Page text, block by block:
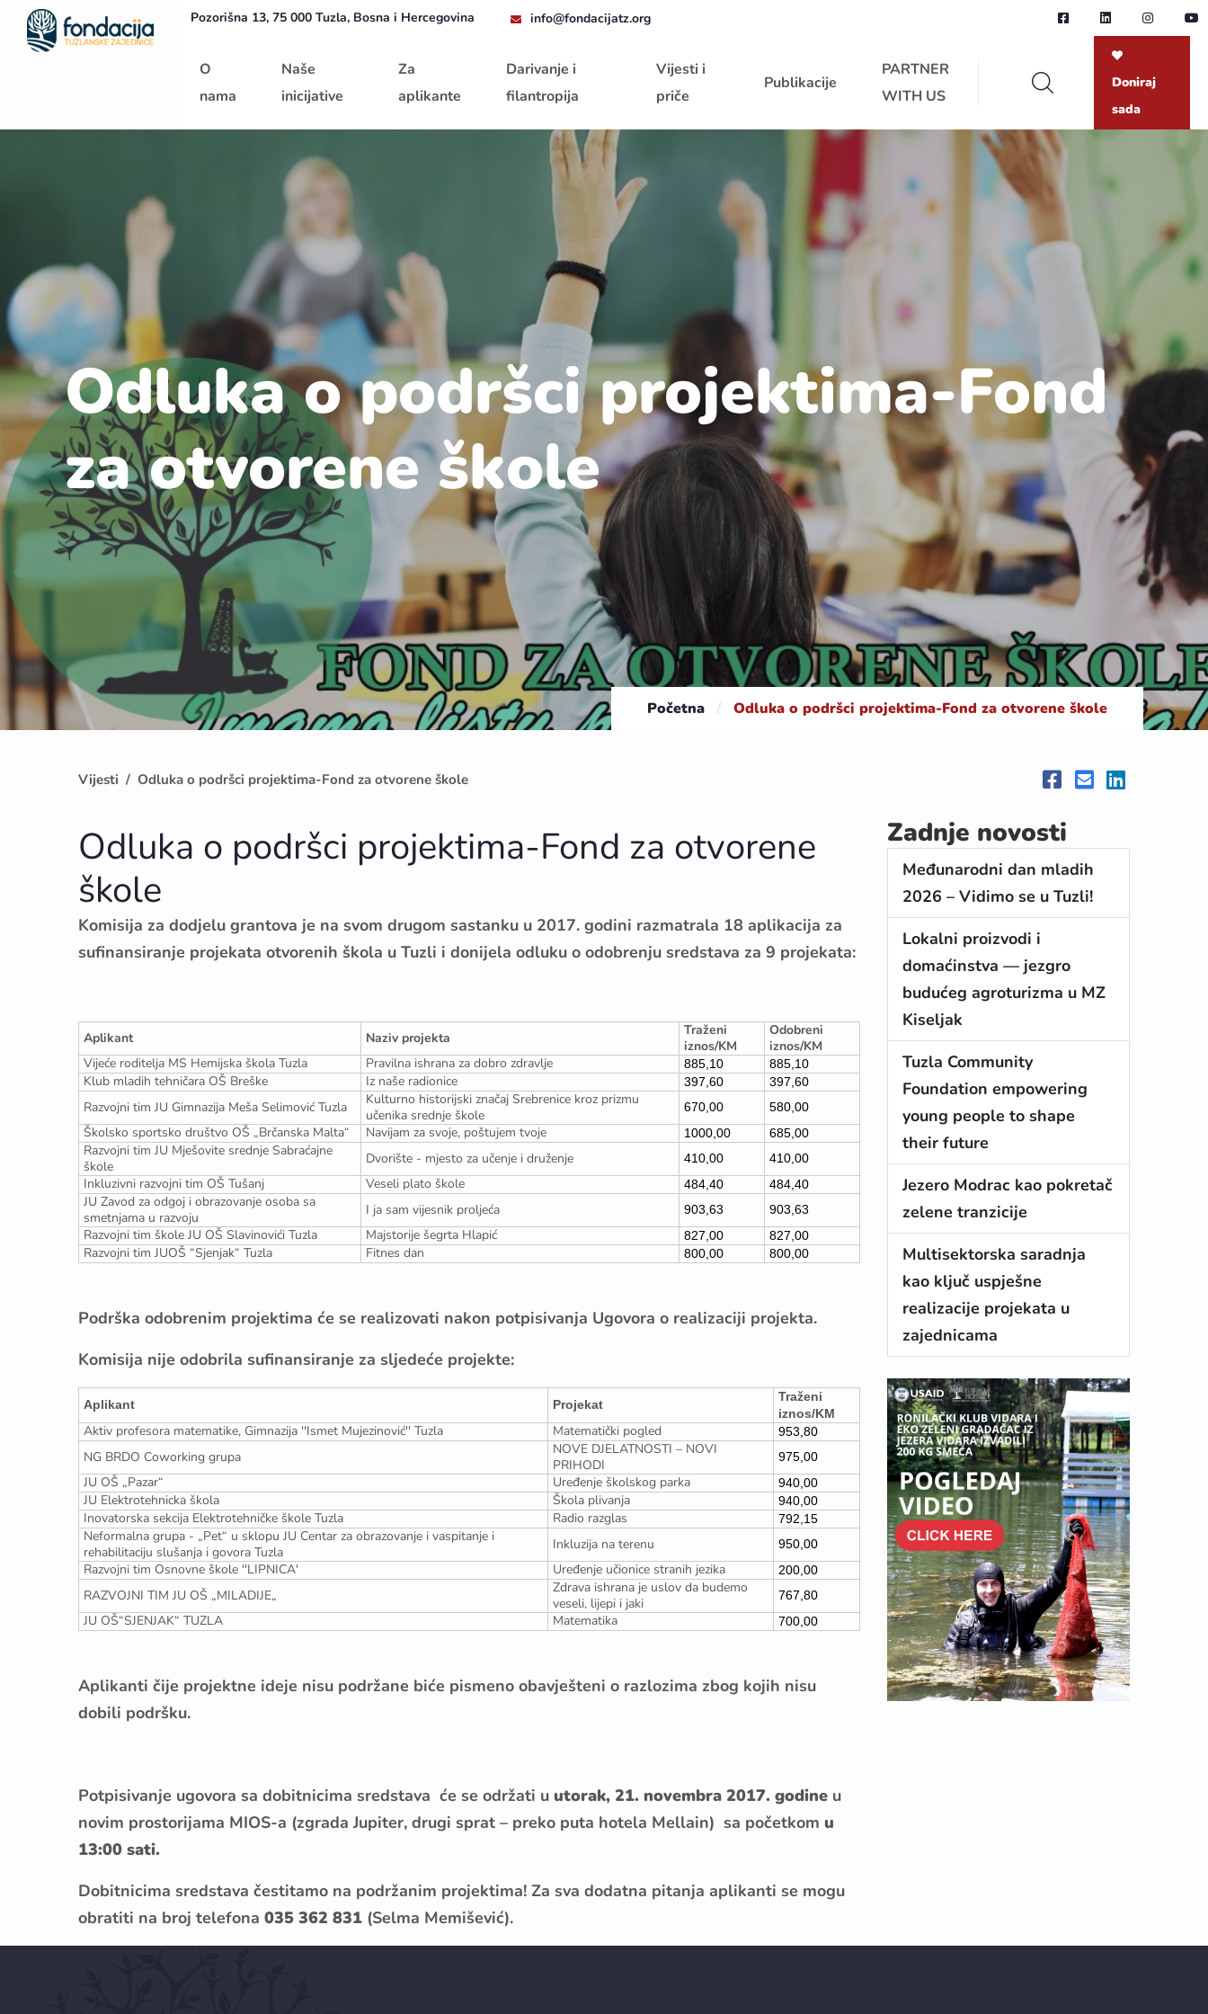
Početna Pozorišna 13, 75 000 Tuzla, Bosna i Hercegovina info@fondacijatz.org
O
nama
Naše
inicijative
Za
aplikante
Darivanje i
filantropija
Vijesti i
priče
Publikacije
PARTNER
WITH US
Doniraj
sada
Odluka o podršci projektima-Fond
za otvorene škole
Početna / Odluka o podršci projektima-Fond za otvorene škole
Vijesti Odluka o podršci projektima-Fond za otvorene škole
Odluka o podršci projektima-Fond za otvorene
škole
Komisija za dodjelu grantova je na svom drugom sastanku u 2017. godini razmatrala 18 aplikacija za
sufinansiranje projekata otvorenih škola u Tuzli i donijela odluku o odobrenju sredstava za 9 projekata:
Aplikant Naziv projekta
Traženi
iznos/KM
Odobreni
iznos/KM
Vijeće roditelja MS Hemijska škola Tuzla
Pravilna ishrana za dobro zdravlje 885,10 885,10
Klub mladih tehničara OŠ Breške Iz naše radionice 397,60 397,60
Razvojni tim JU Gimnazija Meša Selimović Tuzla
Kulturno historijski značaj Srebrenice kroz prizmu
učenika srednje škole
670,00 580,00
Školsko sportsko društvo OŠ „Brčanska Malta“ Navijam za svoje, poštujem tvoje 1000,00 685,00
Razvojni tim JU Mješovite srednje Sabraćajne
škole
Dvorište - mjesto za učenje i druženje 410,00 410,00
Inkluzivni razvojni tim OŠ Tušanj Veseli plato škole 484,40 484,40
JU Zavod za odgoj i obrazovanje osoba sa
smetnjama u razvoju
I ja sam vijesnik proljeća 903,63 903,63
Razvojni tim škole JU OŠ Slavinovići Tuzla Majstorije šegrta Hlapić 827,00 827,00
Razvojni tim JUOŠ “Sjenjak“ Tuzla Fitnes dan 800,00 800,00
Podrška odobrenim projektima će se realizovati nakon potpisivanja Ugovora o realizaciji projekta.
Komisija nije odobrila sufinansiranje za sljedeće projekte:
Aplikant Projekat
Traženi
iznos/KM
Aktiv profesora matematike, Gimnazija ''Ismet Mujezinović'' Tuzla Matematički pogled 953,80
NG BRDO Coworking grupa
NOVE DJELATNOSTI – NOVI
PRIHODI
975,00
JU OŠ „Pazar“ Uređenje školskog parka 940,00
JU Elektrotehnicka škola Škola plivanja 940,00
Inovatorska sekcija Elektrotehničke škole Tuzla Radio razglas 792,15
Neformalna grupa - „Pet“ u sklopu JU Centar za obrazovanje i vaspitanje i
rehabilitaciju slušanja i govora Tuzla
Inkluzija na terenu 950,00
Razvojni tim Osnovne škole ''LIPNICA' Uređenje učionice stranih jezika 200,00
RAZVOJNI TIM JU OŠ „MILADIJE„
Zdrava ishrana je uslov da budemo
veseli, lijepi i jaki
767,80
JU OŠ“SJENJAK“ TUZLA Matematika 700,00
Aplikanti čije projektne ideje nisu podržane biće pismeno obavješteni o razlozima zbog kojih nisu
dobili podršku.
Potpisivanje ugovora sa dobitnicima sredstava će se održati u utorak, 21. novembra 2017. godine u
novim prostorijama MIOS-a (zgrada Jupiter, drugi sprat – preko puta hotela Mellain) sa početkom u
13:00 sati.
Dobitnicima sredstava čestitamo na podržanim projektima! Za sva dodatna pitanja aplikanti se mogu
obratiti na broj telefona 035 362 831 (Selma Memišević).
Zadnje novosti
Međunarodni dan mladih
2026 – Vidimo se u Tuzli!
Lokalni proizvodi i
domaćinstva — jezgro
budućeg agroturizma u MZ
Kiseljak
Tuzla Community
Foundation empowering
young people to shape
their future
Jezero Modrac kao pokretač
zelene tranzicije
Multisektorska saradnja
kao ključ uspješne
realizacije projekata u
zajednicama